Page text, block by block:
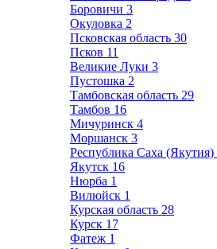
Боровичи 3
Окуловка 2
Псковская область 30
Псков 11
Великие Луки 3
Пустошка 2
Тамбовская область 29
Тамбов 16
Мичуринск 4
Моршанск 3
Республика Саха (Якутия)
Якутск 16
Нюрба 1
Вилюйск 1
Курская область 28
Курск 17
Фатеж 1